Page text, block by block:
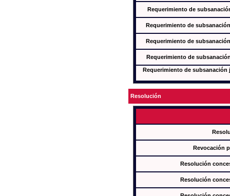
Requerimiento de
Requerimiento de
Requerimiento de
Requerimiento de
Requerimiento de
Resolución
Revocación
Resolución
Resolución